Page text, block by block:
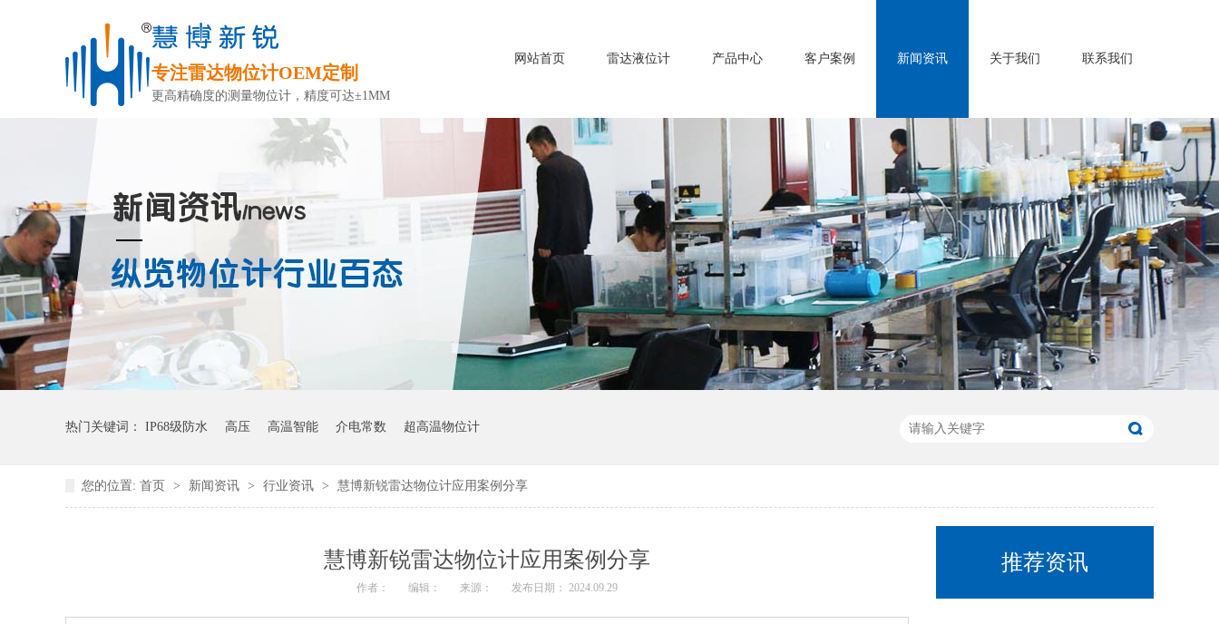
专注雷达物位计OEM定制
更高精确度的测量物位计，精度可达±1MM
网站首页 雷达液位计 产品中心 客户案例 新闻资讯 关于我们 联系我们
热门关键词： IP68级防水 高压 高温智能 介电常数 超高温物位计
您的位置: 首页 > 新闻资讯 > 行业资讯 > 慧博新锐雷达物位计应用案例分享
慧博新锐雷达物位计应用案例分享
作者： 编辑： 来源： 发布日期： 2024.09.29
推荐资讯